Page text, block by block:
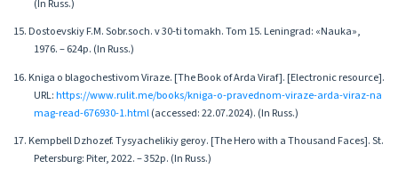
(In Russ.)
15. Dostoevskiy F.M. Sobr.soch. v 30-ti tomakh. Tom 15. Leningrad: «Nauka»,
1976. – 624p. (In Russ.)
16. Kniga o blagochestivom Viraze. [The Book of Arda Viraf]. [Electronic resource].
URL:https://www.rulit.me/books/kniga-o-pravednom-viraze-arda-viraz-na
mag-read-676930-1.html(accessed: 22.07.2024). (In Russ.)
17. Kempbell Dzhozef. Tysyachelikiy geroy. [The Hero with a Thousand Faces]. St.
Petersburg: Piter, 2022. – 352p. (In Russ.)